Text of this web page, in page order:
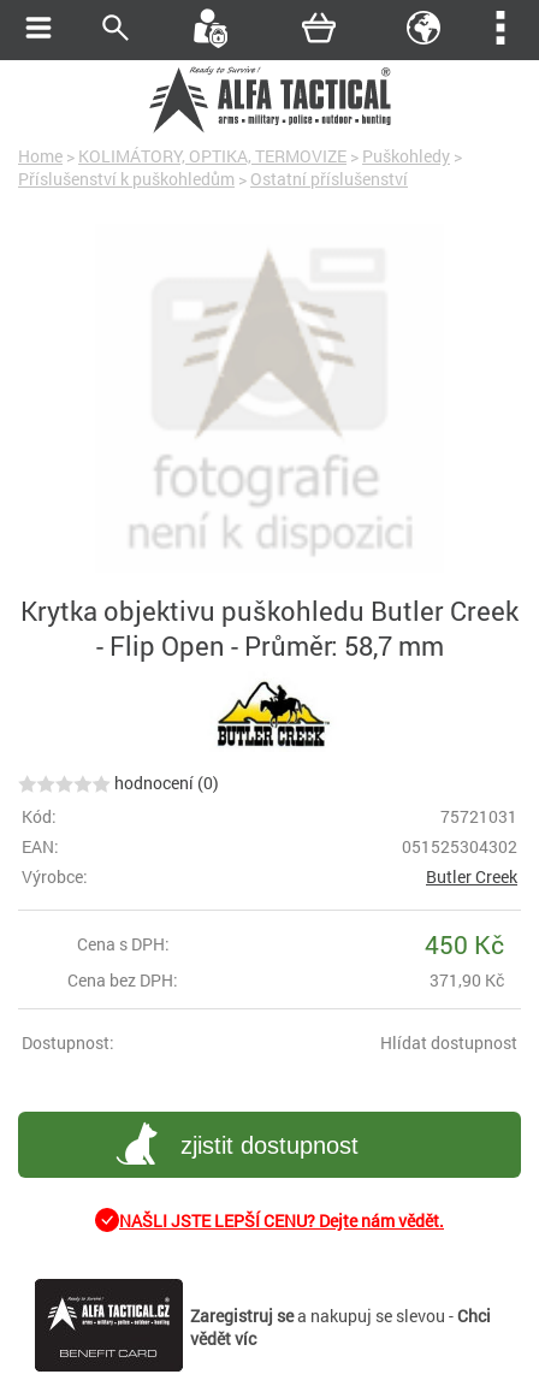
Home > KOLIMÁTORY, OPTIKA, TERMOVIZE > Puškohledy >
Příslušenství k puškohledům > Ostatní příslušenství
Krytka objektivu puškohledu Butler Creek
- Flip Open - Průměr: 58,7 mm
hodnocení (0)
Kód:
75721031
EAN:
051525304302
Výrobce:
Butler Creek
Cena s DPH: 450 Kč
Cena bez DPH: 371,90 Kč
Dostupnost: Hlídat dostupnost
zjistit dostupnost
NAŠLI JSTE LEPŠÍ CENU? Dejte nám vědět.
Zaregistruj sea nakupuj se slevou -Chci
vědět víc